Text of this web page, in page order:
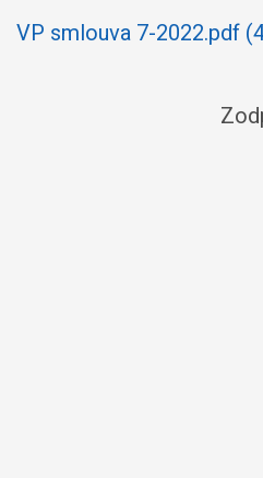
VP smlouva 7-2022.pdf